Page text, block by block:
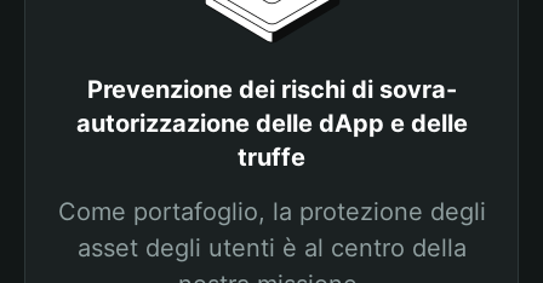
Prevenzione dei rischi di sovra-
autorizzazione delle dApp e delle
truffe
Come portafoglio, la protezione degli
asset degli utenti è al centro della